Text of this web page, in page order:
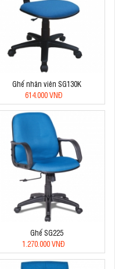
Ghế nhân viên SG130K
614.000 VNĐ
Ghế SG225
1.270.000 VNĐ